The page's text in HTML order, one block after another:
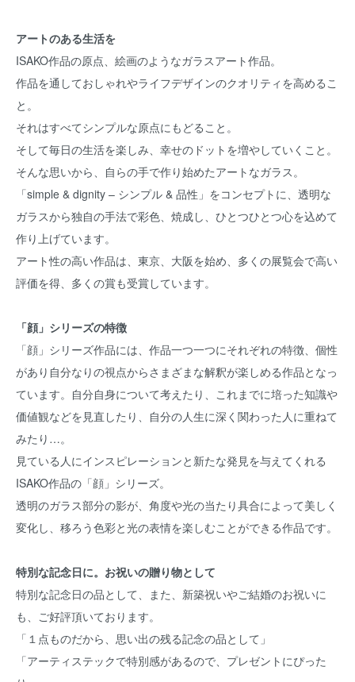
アートのある生活を
ISAKO作品の原点、絵画のようなガラスアート作品。
作品を通しておしゃれやライフデザインのクオリティを高めるこ
と。
それはすべてシンプルな原点にもどること。
そして毎日の生活を楽しみ、幸せのドットを増やしていくこと。
そんな思いから、自らの手で作り始めたアートなガラス。
「simple & dignity – シンプル & 品性」をコンセプトに、透明な
ガラスから独自の手法で彩色、焼成し、ひとつひとつ心を込めて
作り上げています。
アート性の高い作品は、東京、大阪を始め、多くの展覧会で高い
評価を得、多くの賞も受賞しています。
「顔」シリーズの特徴
「顔」シリーズ作品には、作品一つ一つにそれぞれの特徴、個性
があり自分なりの視点からさまざまな解釈が楽しめる作品となっ
ています。自分自身について考えたり、これまでに培った知識や
価値観などを見直したり、自分の人生に深く関わった人に重ねて
みたり…。
見ている人にインスピレーションと新たな発見を与えてくれる
ISAKO作品の「顔」シリーズ。
透明のガラス部分の影が、角度や光の当たり具合によって美しく
変化し、移ろう色彩と光の表情を楽しむことができる作品です。
特別な記念日に。お祝いの贈り物として
特別な記念日の品として、また、新築祝いやご結婚のお祝いに
も、ご好評頂いております。
「１点ものだから、思い出の残る記念の品として」
「アーティステックで特別感があるので、プレゼントにぴった